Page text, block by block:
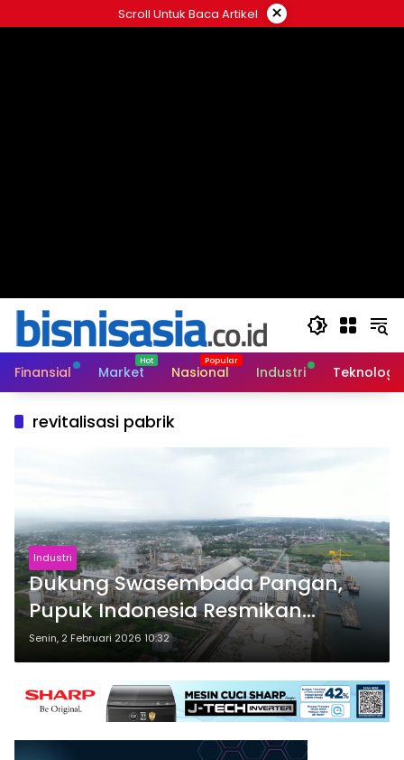
ke
Scroll Untuk Baca Artikel ×
Finansial Market Nasional Industri Teknologi
revitalisasi pabrik
Industri
Dukung Swasembada Pangan,
Pupuk Indonesia Resmikan
Modernisasi Pabrik Tertua Pupuk
Kaltim
Senin, 2 Februari 2026 10:32